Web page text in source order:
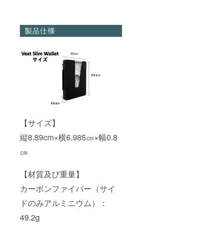
【サイズ】
縦8.89cm×横6.985㎝×幅0.8
㎝
【材質及び重量】
カーボンファイバー（サイ
ドのみアルミニウム）：
49.2g